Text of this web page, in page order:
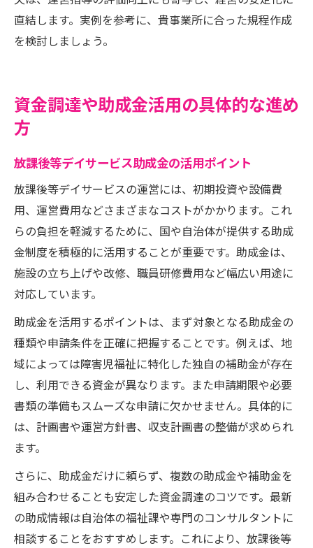
直結します。実例を参考に、貴事業所に合った規程作成
を検討しましょう。
資金調達や助成金活用の具体的な進め
方
放課後等デイサービス助成金の活用ポイント
放課後等デイサービスの運営には、初期投資や設備費
用、運営費用などさまざまなコストがかかります。これ
らの負担を軽減するために、国や自治体が提供する助成
金制度を積極的に活用することが重要です。助成金は、
施設の立ち上げや改修、職員研修費用など幅広い用途に
対応しています。
助成金を活用するポイントは、まず対象となる助成金の
種類や申請条件を正確に把握することです。例えば、地
域によっては障害児福祉に特化した独自の補助金が存在
し、利用できる資金が異なります。また申請期限や必要
書類の準備もスムーズな申請に欠かせません。具体的に
は、計画書や運営方針書、収支計画書の整備が求められ
ます。
さらに、助成金だけに頼らず、複数の助成金や補助金を
組み合わせることも安定した資金調達のコツです。最新
の助成情報は自治体の福祉課や専門のコンサルタントに
相談することをおすすめします。これにより、放課後等